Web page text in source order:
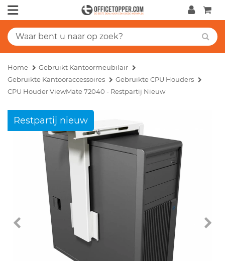
Home
Gebruikt Kantoormeubilair
Gebruikte Kantooraccessoires
Gebruikte CPU Houders
CPU Houder ViewMate 72040 - Restpartij Nieuw
Restpartij nieuw